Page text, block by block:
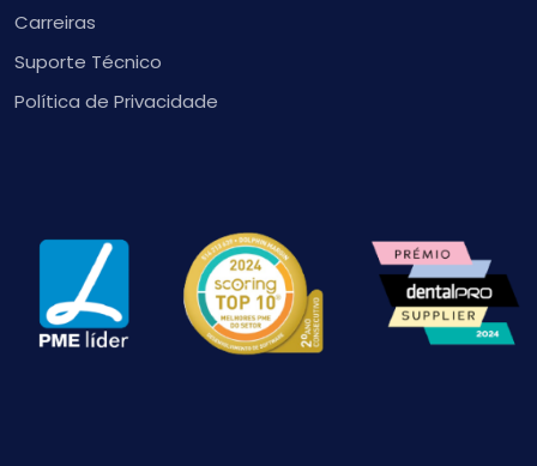
Carreiras
Suporte Técnico
Política de Privacidade